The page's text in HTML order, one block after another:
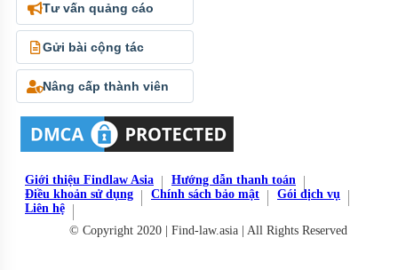
Tư vấn quảng cáo
Gửi bài cộng tác
Nâng cấp thành viên
Giới thiệu Findlaw Asia
Hướng dẫn thanh toán
Điều khoản sử dụng
Chính sách bảo mật
Gói dịch vụ
Liên hệ
© Copyright 2020 | Find-law.asia | All Rights Reserved